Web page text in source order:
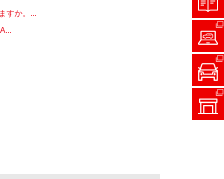
すか。...